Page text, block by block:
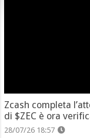
Zcash completa
di $ZEC è ora
28/07/26 18:57